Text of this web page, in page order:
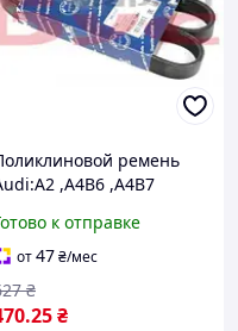
ремень
,A4B6 ,A4B7
,DS5
(0500061080
к отправке
от47₴/мес
.25₴
₴